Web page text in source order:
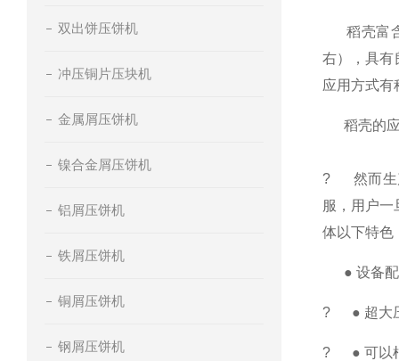
双出饼压饼机
冲压铜片压块机
金属屑压饼机
镍合金屑压饼机
铝屑压饼机
铁屑压饼机
铜屑压饼机
钢屑压饼机
稻壳富含
右），具
应用方式有
稻壳的应
? 然而生
服，用户
体以下特色
● 设备配
? ● 超大压
? ● 可以根